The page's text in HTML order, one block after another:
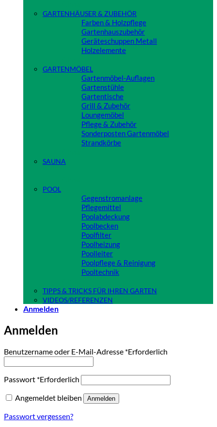
GARTENHÄUSER & ZUBEHÖR
Farben & Holzpflege
Gartenhauszubehör
Geräteschuppen Metall
Holzelemente
GARTENMÖBEL
Gartenmöbel-Auflagen
Gartenstühle
Gartentische
Grill & Zubehör
Loungemöbel
Pflege & Zubehör
Sonderposten Gartenmöbel
Strandkörbe
SAUNA
POOL
Gegenstromanlage
Pflegemittel
Poolabdeckung
Poolbecken
Poolfilter
Poolheizung
Poolleiter
Poolpflege & Reinigung
Pooltechnik
TIPPS & TRICKS FÜR IHREN GARTEN
VIDEOS/REFERENZEN
Anmelden
Anmelden
Benutzername oder E-Mail-Adresse *Erforderlich
Passwort *Erforderlich
Angemeldet bleiben
Anmelden
Passwort vergessen?